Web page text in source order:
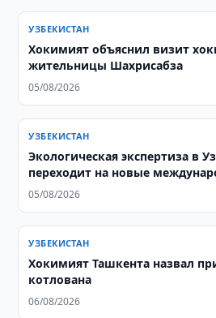
УЗБЕКИСТАН
Хокимият объяснил визит
жительницы Шахрисабза
05/08/2026
УЗБЕКИСТАН
Экологическая экспертиза в
переходит на новые
05/08/2026
УЗБЕКИСТАН
Хокимият Ташкента назвал
котлована
06/08/2026